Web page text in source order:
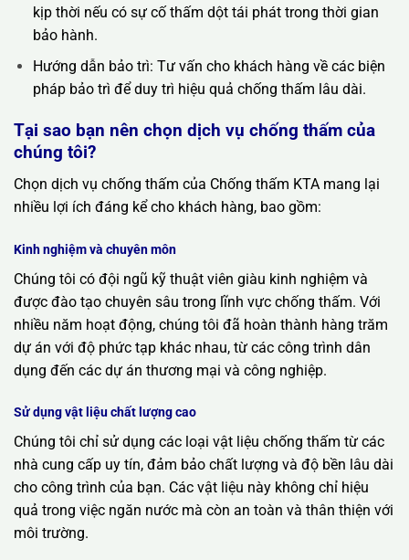
kịp thời nếu có sự cố thấm dột tái phát trong thời gian
bảo hành.
Hướng dẫn bảo trì: Tư vấn cho khách hàng về các biện
pháp bảo trì để duy trì hiệu quả chống thấm lâu dài.
Tại sao bạn nên chọn dịch vụ chống thấm của
chúng tôi?
Chọn dịch vụ chống thấm của Chống thấm KTA mang lại
nhiều lợi ích đáng kể cho khách hàng, bao gồm:
Kinh nghiệm và chuyên môn
Chúng tôi có đội ngũ kỹ thuật viên giàu kinh nghiệm và
được đào tạo chuyên sâu trong lĩnh vực chống thấm. Với
nhiều năm hoạt động, chúng tôi đã hoàn thành hàng trăm
dự án với độ phức tạp khác nhau, từ các công trình dân
dụng đến các dự án thương mại và công nghiệp.
Sử dụng vật liệu chất lượng cao
Chúng tôi chỉ sử dụng các loại vật liệu chống thấm từ các
nhà cung cấp uy tín, đảm bảo chất lượng và độ bền lâu dài
cho công trình của bạn. Các vật liệu này không chỉ hiệu
quả trong việc ngăn nước mà còn an toàn và thân thiện với
môi trường.